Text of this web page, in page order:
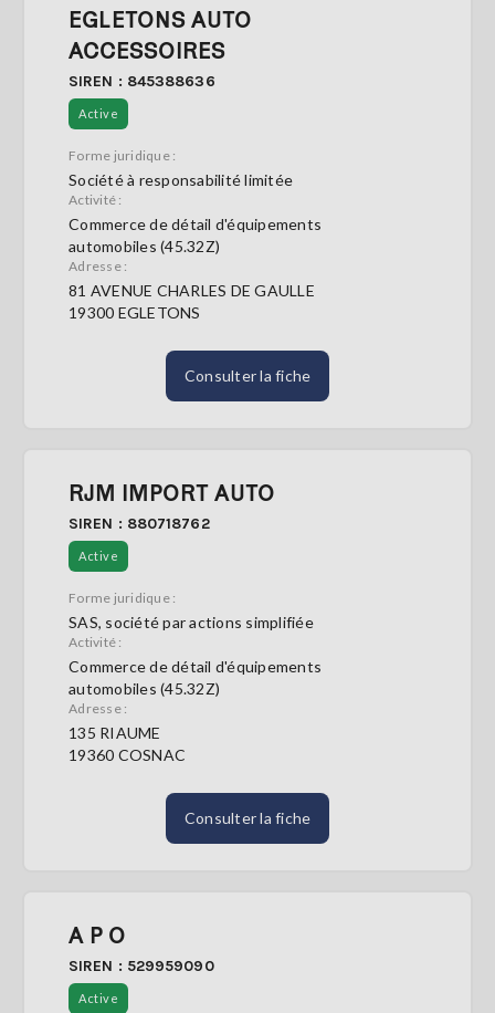
EGLETONS AUTO
ACCESSOIRES
SIREN : 845388636
Active
Forme juridique :
Société à responsabilité limitée
Activité :
Commerce de détail d'équipements
automobiles (45.32Z)
Adresse :
81 AVENUE CHARLES DE GAULLE
19300 EGLETONS
Consulter la fiche
RJM IMPORT AUTO
SIREN : 880718762
Active
Forme juridique :
SAS, société par actions simplifiée
Activité :
Commerce de détail d'équipements
automobiles (45.32Z)
Adresse :
135 RIAUME
19360 COSNAC
Consulter la fiche
A P O
SIREN : 529959090
Active